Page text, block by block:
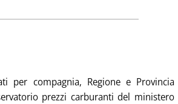
per compagnia, Regione e Provincia
prezzi carburanti del ministero